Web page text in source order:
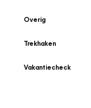
Overig
Trekhaken
Vakantiecheck